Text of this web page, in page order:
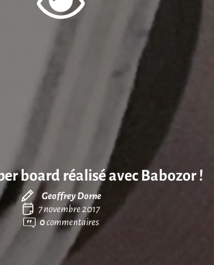
board réalisé avec Babozor !
Geoffrey Dorne
7 novembre 2017
0commentaires